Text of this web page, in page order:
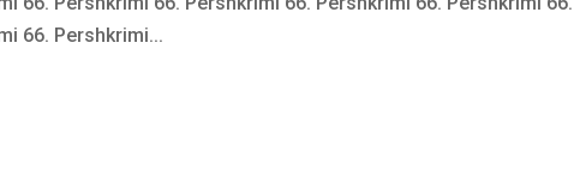
66. Pershkrimi...